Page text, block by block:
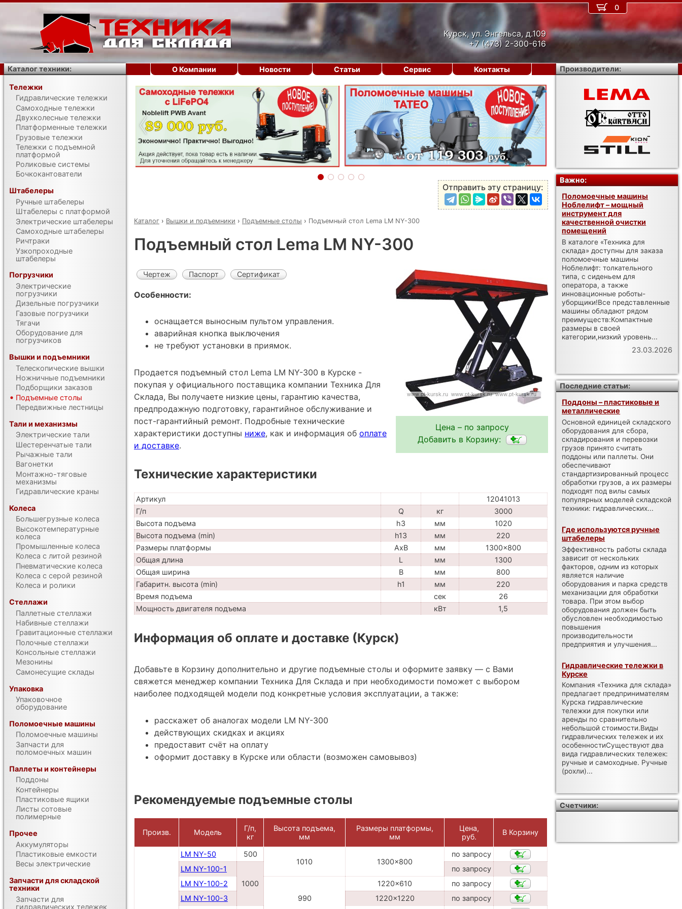
Курск, ул. Энгельса, д.109
+7 (473) 2-300-616
‹ ›
Отправить эту страницу:
Каталог › Вышки и подъемники › Подъемные столы › Подъемный стол Lema LM NY-300
Подъемный стол Lema LM NY-300
Цена – по запросу
Добавить в Корзину:
Чертеж Паспорт Сертификат
Особенности:
оснащается выносным пультом управления.
аварийная кнопка выключения
не требуют установки в приямок.
Продается подъемный стол Lema LM NY-300 в Курске -
покупая у официального поставщика компании Техника Для
Склада, Вы получаете низкие цены, гарантию качества,
предпродажную подготовку, гарантийное обслуживание и
пост-гарантийный ремонт. Подробные технические
характеристики доступны ниже, как и информация об оплате
и доставке.
Технические характеристики
Артикул
12041013
Г/п
Q кг
3000
Высота подъема
h3 мм
1020
Высота подъема (min)
h13 мм
220
Размеры платформы
AxB мм
1300x800
Общая длина
L мм
1300
Общая ширина
B мм
800
Габаритн. высота (min)
h1 мм
220
Время подъема
сек
26
Мощность двигателя подъема
кВт 1,5
Информация об оплате и доставке (Курск)
Добавьте в Корзину дополнительно и другие подъемные столы и оформите заявку — с Вами
свяжется менеджер компании Техника Для Склада и при необходимости поможет с выбором
наиболее подходящей модели под конкретные условия эксплуатации, а также:
расскажет об аналогах модели LM NY-300
действующих скидках и акциях
предоставит счёт на оплату
оформит доставку в Курске или области (возможен самовывоз)
Рекомендуемые подъемные столы
Произв. Модель
Г/п,
кг
Высота подъема,
мм
Размеры платформы,
мм
Цена,
руб.
В Корзину
LM NY-50
500
1010
1300x800
по запросу
LM NY-100-1
1000
по запросу
LM NY-100-2
990
1220x610
по запросу
LM NY-100-3
1220x1220
по запросу
0
О Компании Новости Статьи Сервис Контакты
Каталог техники:
Тележки
Гидравлические тележки
Самоходные тележки
Двухколесные тележки
Платформенные тележки
Грузовые тележки
Тележки с подъемной
платформой
Роликовые системы
Бочкокантователи
Штабелеры
Ручные штабелеры
Штабелеры с платформой
Электрические штабелеры
Самоходные штабелеры
Ричтраки
Узкопроходные
штабелеры
Погрузчики
Электрические
погрузчики
Дизельные погрузчики
Газовые погрузчики
Тягачи
Оборудование для
погрузчиков
Вышки и подъемники
Телескопические вышки
Ножничные подъемники
Подборщики заказов
Подъемные столы
Передвижные лестницы
Тали и механизмы
Электрические тали
Шестеренчатые тали
Рычажные тали
Вагонетки
Монтажно-тяговые
механизмы
Гидравлические краны
Колеса
Большегрузные колеса
Высокотемпературные
колеса
Промышленные колеса
Колеса с литой резиной
Пневматические колеса
Колеса с серой резиной
Колеса и ролики
Стеллажи
Паллетные стеллажи
Набивные стеллажи
Гравитационные стеллажи
Полочные стеллажи
Консольные стеллажи
Мезонины
Самонесущие склады
Упаковка
Упаковочное
оборудование
Поломоечные машины
Поломоечные машины
Запчасти для
поломоечных машин
Паллеты и контейнеры
Поддоны
Контейнеры
Пластиковые ящики
Листы сотовые
полимерные
Прочее
Аккумуляторы
Пластиковые емкости
Весы электрические
Запчасти для складской
техники
Запчасти для
гидравлических тележек
Производители:
Важно:
Поломоечные машины
Ноблелифт – мощный
инструмент для
качественной очистки
помещений
В каталоге «Техника для
склада» доступны для заказа
поломоечные машины
Ноблелифт: толкательного
типа, с сиденьем для
оператора, а также
инновационные роботы-
уборщики!Все представленные
машины обладают рядом
преимуществ:Компактные
размеры в своей
категории,низкий уровень...
23.03.2026
Последние статьи:
Поддоны – пластиковые и
металлические
Основной единицей складского
оборудования для сбора,
складирования и перевозки
грузов принято считать
поддоны или паллеты. Они
обеспечивают
стандартизированный процесс
обработки грузов, а их размеры
подходят под вилы самых
популярных моделей складской
техники: гидравлических...
Где используются ручные
штабелеры
Эффективность работы склада
зависит от нескольких
факторов, одним из которых
является наличие
оборудования и парка средств
механизации для обработки
товара. При этом выбор
оборудования должен быть
обусловлен необходимостью
повышения
производительности
предприятия и улучшения...
Гидравлические тележки в
Курске
Компания «Техника для склада»
предлагает предпринимателям
Курска гидравлические
тележки для покупки или
аренды по сравнительно
небольшой стоимости.Виды
гидравлических тележек и их
особенностиСуществуют два
вида гидравлических тележек:
ручные и самоходные. Ручные
(рохли)...
Счетчики: